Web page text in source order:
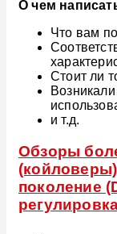
О чем
Что вам
Стоит ли
и т.д.
Обзоры
поколение